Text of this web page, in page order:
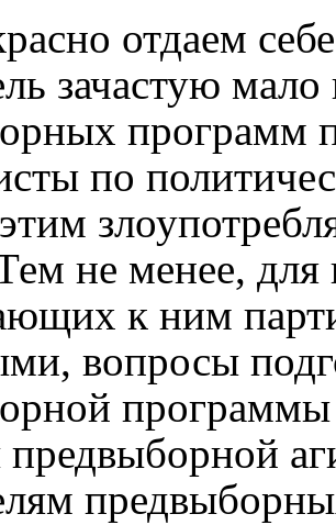
отдаем
зачастую
программ
по
не менее, для
к ним
вопросы
программы